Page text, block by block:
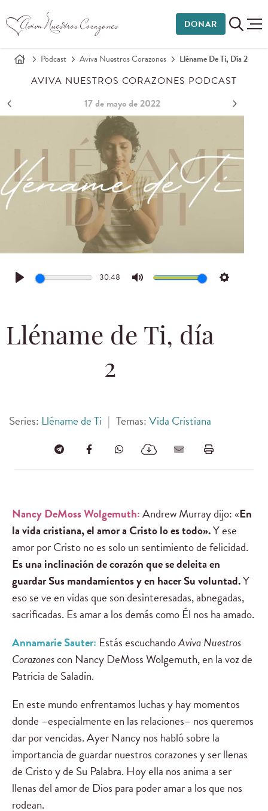
DONAR
Podcast Aviva Nuestros Corazones Lléname De Ti, Día 2
AVIVA NUESTROS CORAZONES PODCAST
17 de mayo de 2022
Play
30:48
Mute Settings
Lléname de Ti, día
2
Series: Lléname de Ti | Temas:Vida Cristiana
Nancy DeMoss Wolgemuth:Andrew Murray dijo: «En
la vida cristiana, el amor a Cristo lo es todo».Y ese
amor por Cristo no es solo un sentimiento de felicidad.
Es una inclinación de corazón que se deleita en
guardar Sus mandamientos y en hacer Su voluntad.Y
eso se ve en vidas que son desinteresadas, abnegadas,
sacrificadas. Es amar a los demás como Él nos ha amado.
Annamarie Sauter: Estás escuchandoAviva Nuestros
Corazonescon Nancy DeMoss Wolgemuth, en la voz de
Patricia de Saladín.
En este mundo enfrentamos luchas y hay momentos
donde –especialmente en las relaciones– nos queremos
dar por vencidas. Ayer Nancy nos habló sobre la
importancia de guardar nuestros corazones y ser llenas
de Cristo y de Su Palabra. Hoy ella nos anima a ser
llenas del amor de Dios para poder amar a los que nos
rodean.